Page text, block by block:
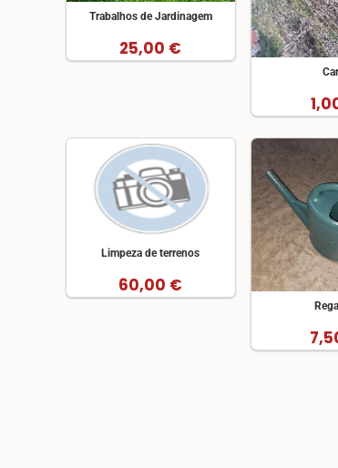
Trabalhos de Jardinagem
25,00 €
Limpeza de terrenos
60,00 €